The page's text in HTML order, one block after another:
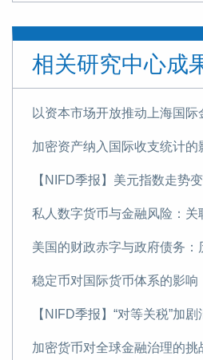
全球数字经济发展指数报告（
数字货币对国际金融体系的重
《中国金融》｜中国国际收
名义GDP增速有望在2025年
2025，重磅预判
张明 | 安全三论
相关研究中心成
以资本市场开放推动上海国际
加密资产纳入国际收支统计的
私人数字货币与金融风险：关
加密货币对全球金融治理的挑